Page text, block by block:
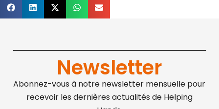
Newsletter
Abonnez-vous à notre newsletter mensuelle pour
recevoir les dernières actualités de Helping